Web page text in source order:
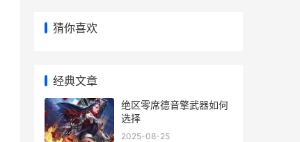
猜你喜欢
经典文章
绝区零席德音擎武器如何
选择
2025-08-25